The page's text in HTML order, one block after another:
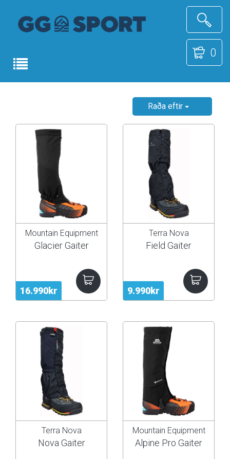
0
Raða eftir
16.990kr
Mountain Equipment
Glacier Gaiter
9.990kr
Terra Nova
Field Gaiter
Terra Nova
Nova Gaiter
Mountain Equipment
Alpine Pro Gaiter